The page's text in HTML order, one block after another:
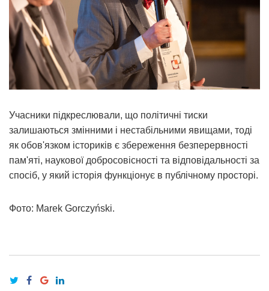
Учасники підкреслювали, що політичні тиски
залишаються змінними і нестабільними явищами, тоді
як обов'язком істориків є збереження безперервності
пам'яті, наукової добросовісності та відповідальності за
спосіб, у який історія функціонує в публічному просторі.
Фото: Marek Gorczyński.